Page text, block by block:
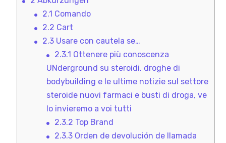
2.1 Comando
2.2 Cart
2.3Usare con cautela se…
2.3.1 Ottenere più conoscenza
UNderground su steroidi, droghe di
bodybuilding e le ultime notizie sul settore
steroide nuovi farmaci e busti di droga, ve
lo invieremo a voi tutti
2.3.2 Top Brand
2.3.3Orden de devolución de llamada